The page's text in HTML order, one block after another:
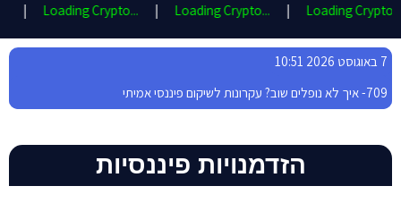
Loading Crypto... Loading Crypto... Loading Crypto...
7 באוגוסט 2026 10:51
709- איך לא נופלים שוב? עקרונות לשיקום פיננסי אמיתי
708 – מה קורה אחרי ההפטר? חוזרים לחיים או נתקעים?
הזדמנויות פיננסיות